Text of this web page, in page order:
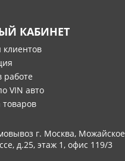
КАБИНЕТ
клиентов
работе
VIN авто
г. Москва, Можайское
д.25, этаж 1, офис 119/3